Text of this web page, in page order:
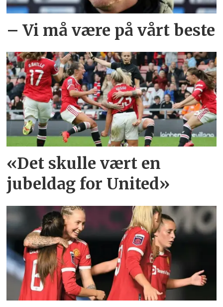
– Vi må være på vårt beste
«Det skulle vært en
jubeldag for United»